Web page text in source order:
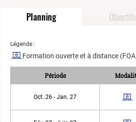
Planning Objectifs
Légende :
Formation ouverte et à distance
Période
Oct. 26 - Jan. 27